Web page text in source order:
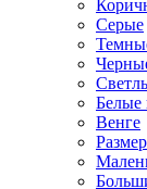
Серые
Белые
Венге
Размер